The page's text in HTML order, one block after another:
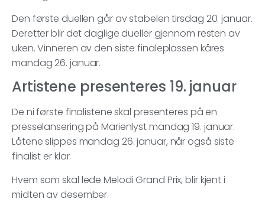
Den første duellen går av stabelen tirsdag 20. januar.
Deretter blir det daglige dueller gjennom resten av
uken. Vinneren av den siste finaleplassen kåres
mandag 26. januar.
Artistene presenteres 19. januar
De ni første finalistene skal presenteres på en
presselansering på Marienlyst mandag 19. januar.
Låtene slippes mandag 26. januar, når også siste
finalist er klar.
Hvem som skal lede Melodi Grand Prix, blir kjent i
midten av desember.